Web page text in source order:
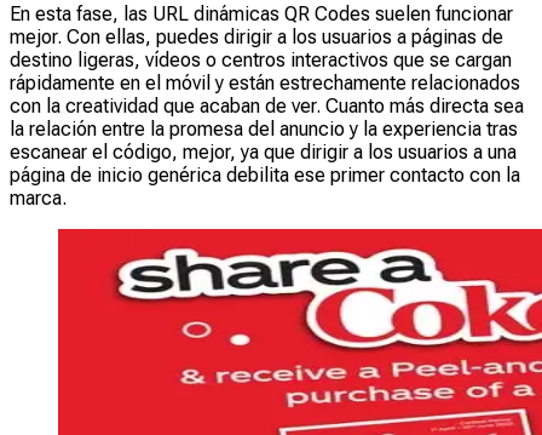
En esta fase, las URL dinámicas QR Codes suelen funcionar
mejor. Con ellas, puedes dirigir a los usuarios a páginas de
destino ligeras, vídeos o centros interactivos que se cargan
rápidamente en el móvil y están estrechamente relacionados
con la creatividad que acaban de ver. Cuanto más directa sea
la relación entre la promesa del anuncio y la experiencia tras
escanear el código, mejor, ya que dirigir a los usuarios a una
página de inicio genérica debilita ese primer contacto con la
marca.